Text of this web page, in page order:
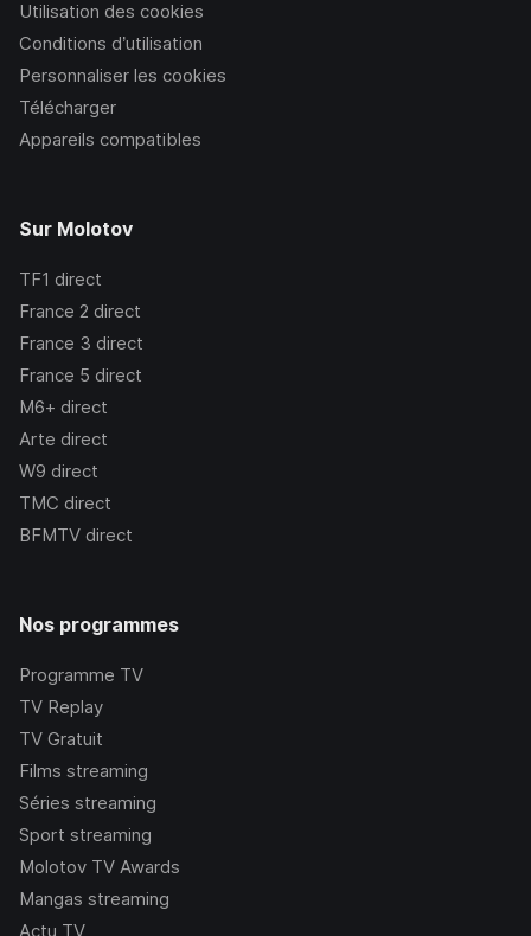
Utilisation des cookies
Conditions d’utilisation
Personnaliser les cookies
Télécharger
Appareils compatibles
Sur Molotov
TF1 direct
France 2 direct
France 3 direct
France 5 direct
M6+ direct
Arte direct
W9 direct
TMC direct
BFMTV direct
Nos programmes
Programme TV
TV Replay
TV Gratuit
Films streaming
Séries streaming
Sport streaming
Molotov TV Awards
Mangas streaming
Actu TV